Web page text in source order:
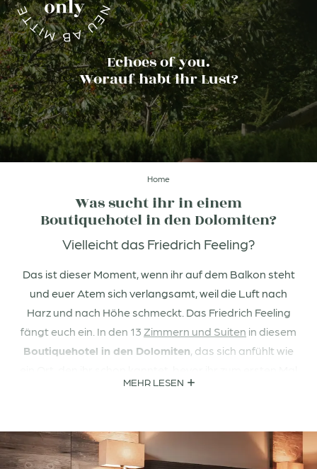
Echoes of you.
Worauf habt ihr Lust?
Home
Was sucht ihr in einem
Boutiquehotel in den Dolomiten?
Vielleicht das Friedrich Feeling?
Das ist dieser Moment, wenn ihr auf dem Balkon steht
und euer Atem sich verlangsamt, weil die Luft nach
Harz und nach Höhe schmeckt. Das Friedrich Feeling
fängt euch ein. In den 13 Zimmern und Suiten in diesem
Boutiquehotel in den Dolomiten, das sich anfühlt wie
hier wart. Das Friedrich Feeling lässt sich nicht
Und dann holt ihr es wieder hervor, dieses Glück.
MEHR LESEN